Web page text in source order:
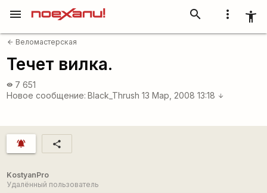
more_vert accessibility_new
search
menu
arrow_back Веломастерская
Течет вилка.
visibility 7 651
Новое сообщение: Black_Thrush 13 Мар, 2008 13:18 arrow_downward
notifications_active share
KostyanPro
Удалённый пользователь